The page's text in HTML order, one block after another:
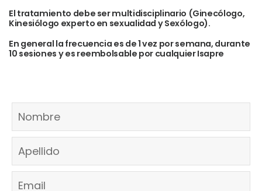
El tratamiento debe ser multidisciplinario (Ginecólogo,
Kinesiólogo experto en sexualidad y Sexólogo).
En general la frecuencia es de 1 vez por semana, durante
10 sesiones y es reembolsable por cualquier Isapre